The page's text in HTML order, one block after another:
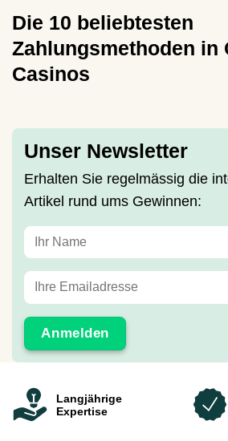
Die 10 beliebtesten
Zahlungsmethoden in
Casinos
Unser Newsletter
Erhalten Sie regelmässig die
Artikel rund ums Gewinnen:
Langjährige
Expertise